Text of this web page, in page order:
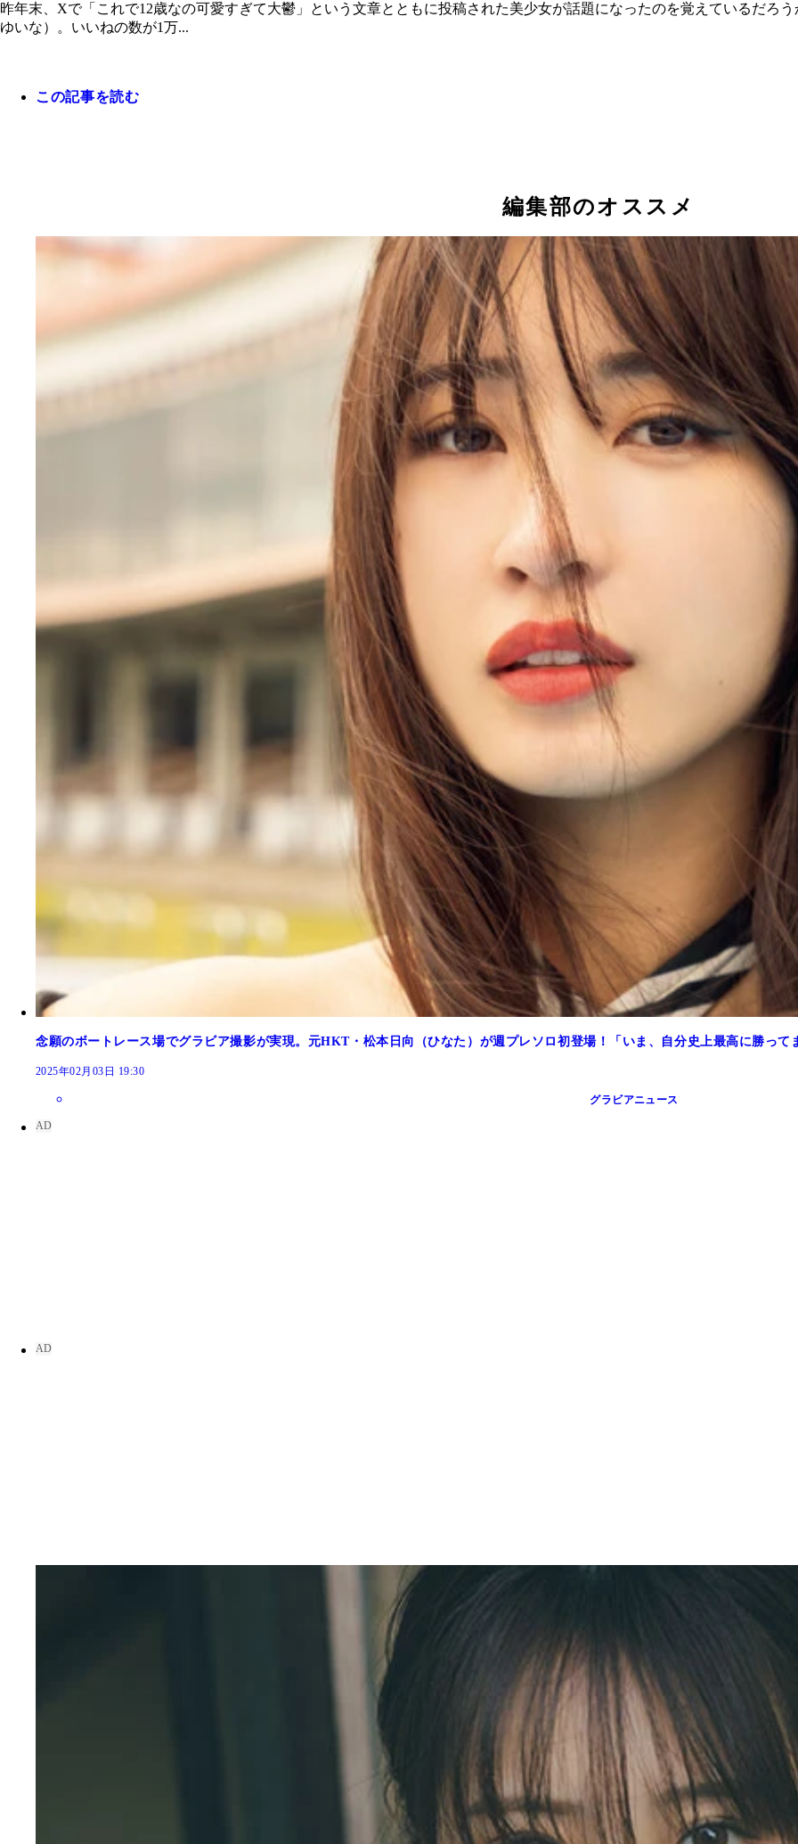
昨年末、Xで「これで12歳なの可愛すぎて大鬱」という文章とともに投稿された美少女が話題になったのを覚えているだ
ゆいな）。いいねの数が1万...
この記事を読む
編集部のオススメ
念願のボートレース場でグラビア撮影が実現。元HKT・松本日向（ひなた）が週プレソロ初登場！「いま、自分史上最高に勝って
2025年02月03日 19:30
グラビアニュース